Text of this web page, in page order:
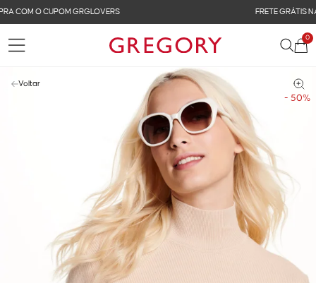
FRETE GRÁTIS NAS COMPRAS ACIMA DE R$ 899
0
- 50%
Voltar